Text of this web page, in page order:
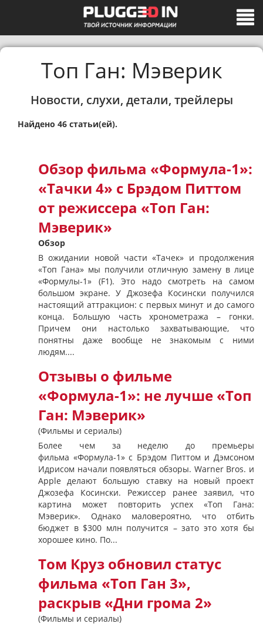
Топ Ган: Мэверик
Новости, слухи, детали, трейлеры
Найдено 46 статьи(ей).
Обзор фильма «Формула-1»:
«Тачки 4» с Брэдом Питтом
от режиссера «Топ Ган:
Мэверик»
Обзор
В ожидании новой части «Тачек» и продолжения
«Топ Гана» мы получили отличную замену в лице
«Формулы-1» (F1). Это надо смотреть на самом
большом экране. У Джозефа Косински получился
настоящий аттракцион: с первых минут и до самого
конца. Большую часть хронометража – гонки.
Причем они настолько захватывающие, что
понятны даже вообще не знакомым с ними
людям....
Отзывы о фильме
«Формула-1»: не лучше «Топ
Ган: Мэверик»
(Фильмы и сериалы)
Более чем за неделю до премьеры
фильма «Формула-1» с Брэдом Питтом и Дэмсоном
Идрисом начали появляться обзоры. Warner Bros. и
Apple делают большую ставку на новый проект
Джозефа Косински. Режиссер ранее заявил, что
картина может повторить успех «Топ Гана:
Мэверик». Однако маловероятно, что отбить
бюджет в $300 млн получится – зато это хотя бы
хорошее кино. По...
Том Круз обновил статус
фильма «Топ Ган 3»,
раскрыв «Дни грома 2»
(Фильмы и сериалы)